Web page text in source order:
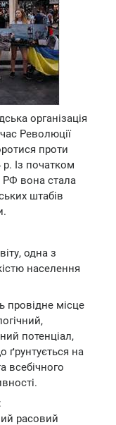
організація
Революції
проти
р. Із початком
РФ вона стала
штабів
одна з
населення
провідне місце
потенціал,
ґрунтується на
всебічного
расовий